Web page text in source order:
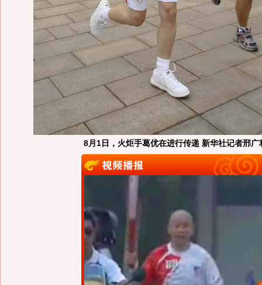
8月1日，火炬手葛优在进行传递 新华社记者邢广